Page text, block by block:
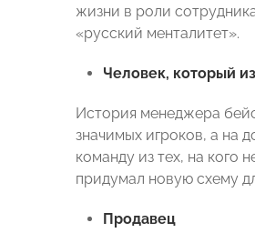
жизни в роли
«русский менталитет».
Человек, который
История менеджера
значимых игроков, а на
команду из тех, на кого
придумал новую схему
Продавец